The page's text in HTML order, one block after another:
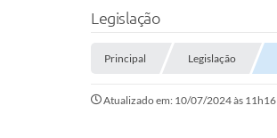
Legislação
Principal Legislação
Atualizado em: 10/07/2024 às 11h16